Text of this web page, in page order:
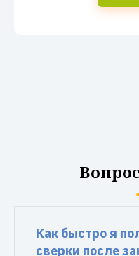
Как быстро я
сверки после